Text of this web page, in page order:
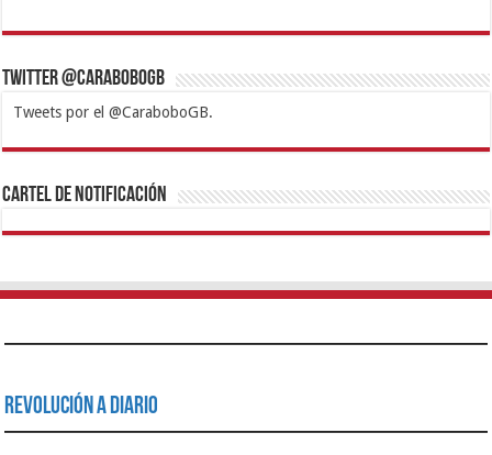
Twitter @CaraboboGB
Tweets por el @CaraboboGB.
1xbetBetturkeyBetistKralbetSupertotobetTipobetMatadorbetMariobet
https://mvbcasino.com/
Cartel de Notificación
Revolución a Diario